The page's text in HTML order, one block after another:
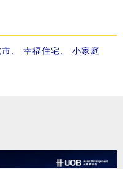
市 幸福住宅 小家庭